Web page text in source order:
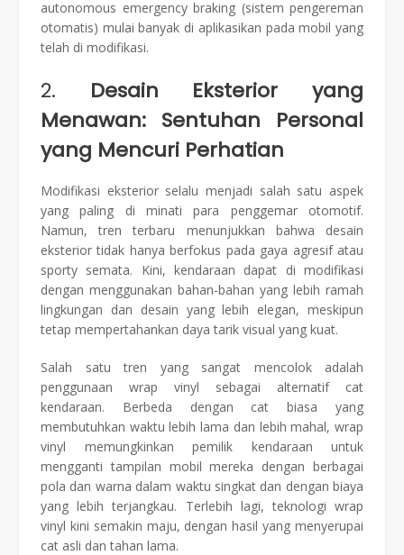
autonomous emergency braking (sistem pengereman
otomatis) mulai banyak di aplikasikan pada mobil yang
telah di modifikasi.
2. Desain Eksterior yang
Menawan: Sentuhan Personal
yang Mencuri Perhatian
Modifikasi eksterior selalu menjadi salah satu aspek
yang paling di minati para penggemar otomotif.
Namun, tren terbaru menunjukkan bahwa desain
eksterior tidak hanya berfokus pada gaya agresif atau
sporty semata. Kini, kendaraan dapat di modifikasi
dengan menggunakan bahan-bahan yang lebih ramah
lingkungan dan desain yang lebih elegan, meskipun
tetap mempertahankan daya tarik visual yang kuat.
Salah satu tren yang sangat mencolok adalah
penggunaan wrap vinyl sebagai alternatif cat
kendaraan. Berbeda dengan cat biasa yang
membutuhkan waktu lebih lama dan lebih mahal, wrap
vinyl memungkinkan pemilik kendaraan untuk
mengganti tampilan mobil mereka dengan berbagai
pola dan warna dalam waktu singkat dan dengan biaya
yang lebih terjangkau. Terlebih lagi, teknologi wrap
vinyl kini semakin maju, dengan hasil yang menyerupai
cat asli dan tahan lama.